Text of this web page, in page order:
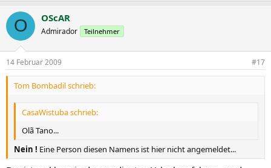
O OScAR
Admirador Teilnehmer
14 Februar 2009 #17
Tom Bombadil schrieb:
CasaWistuba schrieb:
Olã Tano...
Nein ! Eine Person diesen Namens ist hier nicht angemeldet...